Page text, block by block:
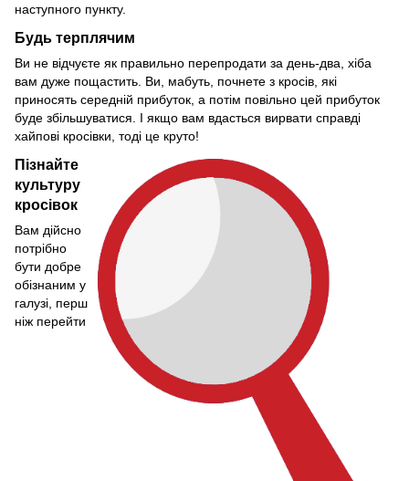
наступного пункту.
Будь терплячим
Ви не відчуєте як правильно перепродати за день-два, хіба
вам дуже пощастить. Ви, мабуть, почнете з кросів, які
приносять середній прибуток, а потім повільно цей прибуток
буде збільшуватися. І якщо вам вдасться вирвати справді
хайпові кросівки, тоді це круто!
Пізнайте
культуру
кросівок
Вам дійсно
потрібно
бути добре
обізнаним у
галузі, перш
ніж перейти